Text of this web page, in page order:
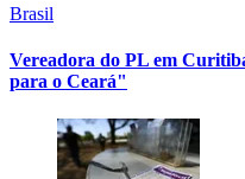
Brasil
Vereadora do PL em
para o Ceará"